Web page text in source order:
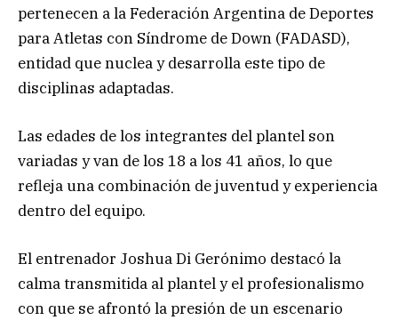
pertenecen a la Federación Argentina de Deportes
para Atletas con Síndrome de Down (FADASD),
entidad que nuclea y desarrolla este tipo de
disciplinas adaptadas.
Las edades de los integrantes del plantel son
variadas y van de los 18 a los 41 años, lo que
refleja una combinación de juventud y experiencia
dentro del equipo.
El entrenador Joshua Di Gerónimo destacó la
calma transmitida al plantel y el profesionalismo
con que se afrontó la presión de un escenario